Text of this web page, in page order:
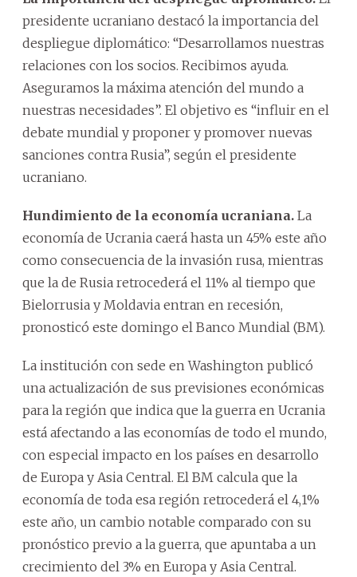
presidente ucraniano destacó la importancia del
despliegue diplomático: “Desarrollamos nuestras
relaciones con los socios. Recibimos ayuda.
Aseguramos la máxima atención del mundo a
nuestras necesidades”. El objetivo es “influir en el
debate mundial y proponer y promover nuevas
sanciones contra Rusia”, según el presidente
ucraniano.
Hundimiento de la economía ucraniana. La
economía de Ucrania caerá hasta un 45% este año
como consecuencia de la invasión rusa, mientras
que la de Rusia retrocederá el 11% al tiempo que
Bielorrusia y Moldavia entran en recesión,
pronosticó este domingo el Banco Mundial (BM).
La institución con sede en Washington publicó
una actualización de sus previsiones económicas
para la región que indica que la guerra en Ucrania
está afectando a las economías de todo el mundo,
con especial impacto en los países en desarrollo
de Europa y Asia Central. El BM calcula que la
economía de toda esa región retrocederá el 4,1%
este año, un cambio notable comparado con su
pronóstico previo a la guerra, que apuntaba a un
crecimiento del 3% en Europa y Asia Central.